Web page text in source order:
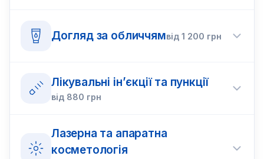
Догляд за обличчямвід 1 200 грн
Лікувальні ін’єкції та пункції
від 880 грн
Лазерна та апаратна
косметологія